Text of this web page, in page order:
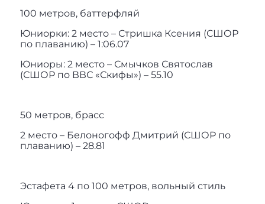
100 метров, баттерфляй
Юниорки: 2 место – Стришка Ксения (СШОР
по плаванию) – 1:06.07
Юниоры: 2 место – Смычков Святослав
(СШОР по ВВС «Скифы») – 55.10
50 метров, брасс
2 место – Белоногофф Дмитрий (СШОР по
плаванию) – 28.81
Эстафета 4 по 100 метров, вольный стиль